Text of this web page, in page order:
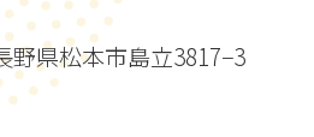
野県松本市島立3817−3